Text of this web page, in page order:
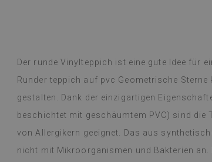
Der runde Vinylteppich ist eine gute Idee für
Runder teppich auf pvc Geometrische
gestalten. Dank der einzigartigen
beschichtet mit geschäumtem PVC) sind die
von Allergikern geeignet. Das aus
nicht mit Mikroorganismen und Bakterien
und praktisch, vor allem für ein
siehe Original )